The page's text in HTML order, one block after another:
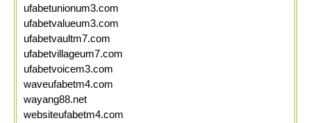
ufabetunionum3.com
ufabetvalueum3.com
ufabetvaultm7.com
ufabetvillageum7.com
ufabetvoicem3.com
waveufabetm4.com
wayang88.net
websiteufabetm4.com